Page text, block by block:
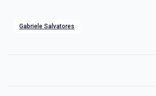
Gabriele Salvatores